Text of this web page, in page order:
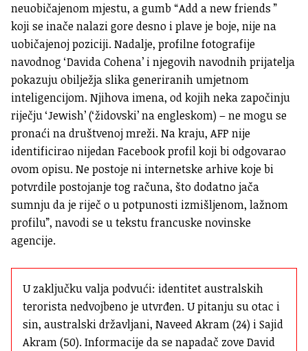
neuobičajenom mjestu, a gumb “Add a new friends ”
koji se inače nalazi gore desno i plave je boje, nije na
uobičajenoj poziciji. Nadalje, profilne fotografije
navodnog ‘Davida Cohena’ i njegovih navodnih prijatelja
pokazuju obilježja slika generiranih umjetnom
inteligencijom. Njihova imena, od kojih neka započinju
riječju ‘Jewish’ (‘židovski’ na engleskom) – ne mogu se
pronaći na društvenoj mreži. Na kraju, AFP nije
identificirao nijedan Facebook profil koji bi odgovarao
ovom opisu. Ne postoje ni internetske arhive koje bi
potvrdile postojanje tog računa, što dodatno jača
sumnju da je riječ o u potpunosti izmišljenom, lažnom
profilu”, navodi se u tekstu francuske novinske
agencije.
U zaključku valja podvući: identitet australskih
terorista nedvojbeno je utvrđen. U pitanju su otac i
sin, australski državljani, Naveed Akram (24) i Sajid
Akram (50). Informacije da se napadač zove David